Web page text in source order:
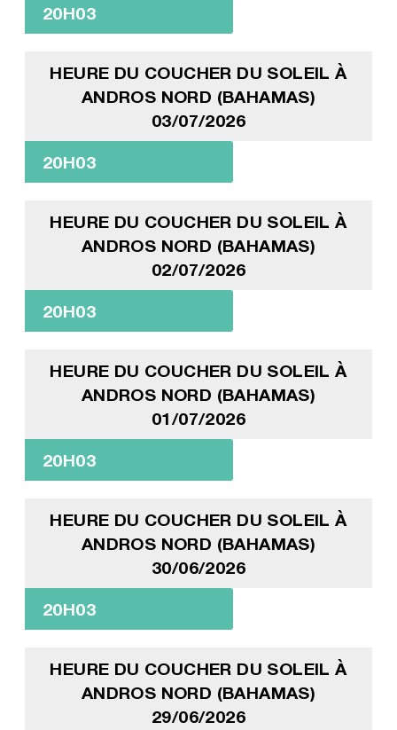
20H03
HEURE DU COUCHER DU SOLEIL À
ANDROS NORD (BAHAMAS)
03/07/2026
20H03
HEURE DU COUCHER DU SOLEIL À
ANDROS NORD (BAHAMAS)
02/07/2026
20H03
HEURE DU COUCHER DU SOLEIL À
ANDROS NORD (BAHAMAS)
01/07/2026
20H03
HEURE DU COUCHER DU SOLEIL À
ANDROS NORD (BAHAMAS)
30/06/2026
20H03
HEURE DU COUCHER DU SOLEIL À
ANDROS NORD (BAHAMAS)
29/06/2026